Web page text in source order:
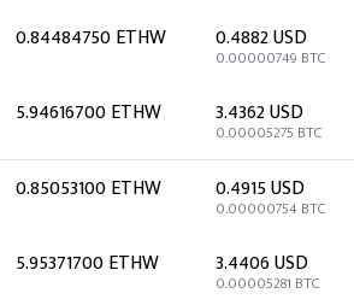
0.84484750 ETHW 0.4882 USD
0.00000749 BTC
5.94616700 ETHW 3.4362 USD
0.00005275 BTC
0.85053100 ETHW 0.4915 USD
0.00000754 BTC
5.95371700 ETHW 3.4406 USD
0.00005281 BTC